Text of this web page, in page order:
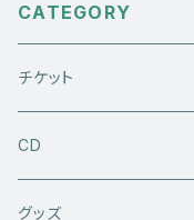
CATEGORY
チケット
応援チケット
コンサートチケット
CD
グッズ